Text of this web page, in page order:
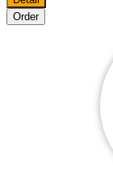
Order